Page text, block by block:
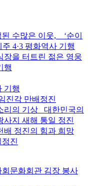
수많은 이웃, _ ‘순이
4·3 평화역사 기행
장을 터트린 젊은 영웅
행
기행
진각 만배정진
리의 기상 _대한민국의
사지 새해 통일 정진
배 정진의 힘과 희망
정진
문화회관 김장 봉사